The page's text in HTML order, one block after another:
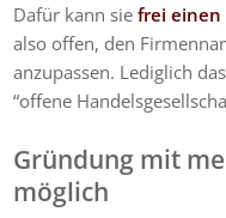
Dafür kann siefrei einen
also offen, den
anzupassen. Lediglich
“offene
Gründung mit
möglich